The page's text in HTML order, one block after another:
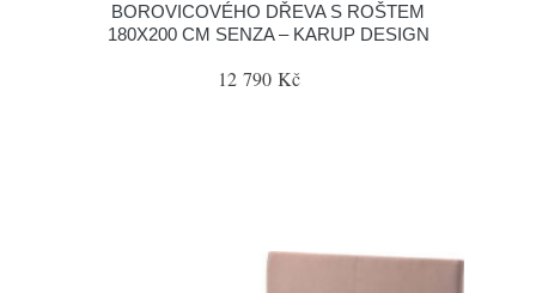
BOROVICOVÉHO DŘEVA S ROŠTEM
180X200 CM SENZA – KARUP DESIGN
12 790 Kč